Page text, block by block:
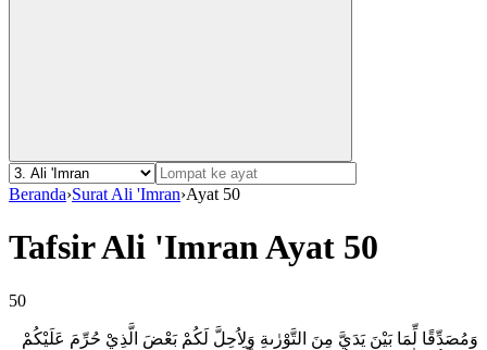
Beranda›Surat Ali 'Imran›Ayat 50
Tafsir Ali 'Imran Ayat 50
50
وَمُصَدِّقًا لِّمَا بَيْنَ يَدَيَّ مِنَ التَّوْرٰىةِ وَلِاُحِلَّ لَكُمْ بَعْضَ الَّذِيْ حُرِّمَ عَلَيْكُمْ